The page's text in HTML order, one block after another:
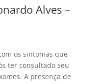
Alves –
os sintomas que
ter consultado seu
A presença de